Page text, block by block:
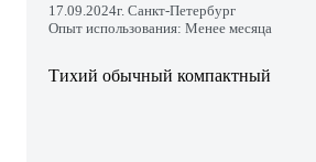
17.09.2024г. Санкт-Петербург
Опыт использования: Менее месяца
Тихий обычный компактный